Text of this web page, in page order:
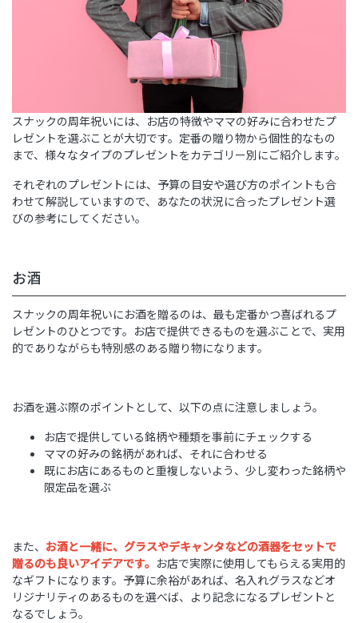
スナックの周年祝いには、お店の特徴やママの好みに合わせたプ
レゼントを選ぶことが大切です。定番の贈り物から個性的なもの
まで、様々なタイプのプレゼントをカテゴリー別にご紹介します。
それぞれのプレゼントには、予算の目安や選び方のポイントも合
わせて解説していますので、あなたの状況に合ったプレゼント選
びの参考にしてください。
お酒
スナックの周年祝いにお酒を贈るのは、最も定番かつ喜ばれるプ
レゼントのひとつです。お店で提供できるものを選ぶことで、実用
的でありながらも特別感のある贈り物になります。
お酒を選ぶ際のポイントとして、以下の点に注意しましょう。
お店で提供している銘柄や種類を事前にチェックする
ママの好みの銘柄があれば、それに合わせる
既にお店にあるものと重複しないよう、少し変わった銘柄や
限定品を選ぶ
また、 お酒と一緒に、グラスやデキャンタなどの酒器をセットで
贈るのも良いアイデアです。 お店で実際に使用してもらえる実用的
なギフトになります。予算に余裕があれば、名入れグラスなどオ
リジナリティのあるものを選べば、より記念になるプレゼントと
なるでしょう。